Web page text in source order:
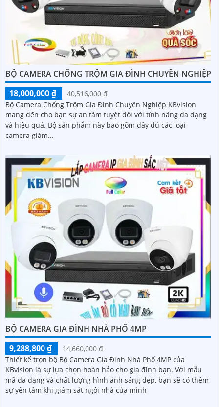
BỘ CAMERA CHỐNG TRỘM GIA ĐÌNH CHUYÊN NGHIỆP
18,000,000 ₫
40,516,000 ₫
Bộ Camera Chống Trộm Gia Đình Chuyên Nghiệp KBvision
mang đến cho bạn sự an tâm tuyệt đối với tính năng đa dạng
và hiệu quả. Bộ sản phẩm này bao gồm đầy đủ các loại
camera giám...
BỘ CAMERA GIA ĐÌNH NHÀ PHỐ 4MP
9,288,800 ₫
14,660,000 ₫
Thiết kế trọn bộ Bộ Camera Gia Đình Nhà Phố 4MP của
KBvision là sự lựa chọn hoàn hảo cho gia đình bạn. Với mẫu
mã đa dạng và chất lượng hình ảnh sáng đẹp, bạn sẽ có thêm
sự yên tâm khi giám sát ngôi nhà của mình